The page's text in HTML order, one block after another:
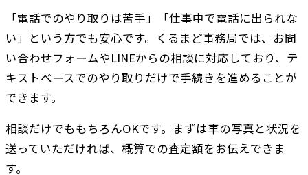
「電話でのやり取りは苦手」「仕事中で電話に出られな
い」という方でも安心です。くるまど事務局では、お問
い合わせフォームやLINEからの相談に対応しており、テ
キストベースでのやり取りだけで手続きを進めることが
できます。
相談だけでももちろんOKです。まずは車の写真と状況を
送っていただければ、概算での査定額をお伝えできま
す。